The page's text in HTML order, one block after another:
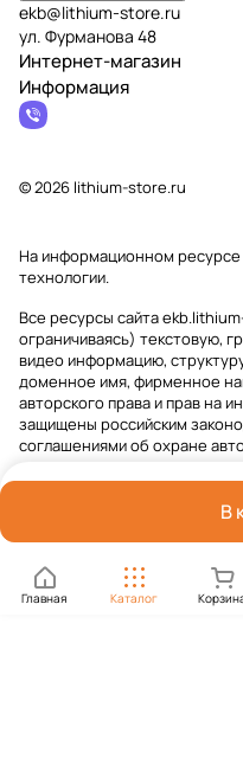
В
Главная Каталог
ekb@lithium-store.ru
ул. Фурманова 48
Интернет-магазин
Информация
© 2026 lithium-store.ru
На информационном
технологии.
Все ресурсы сайта
ограничиваясь) текстовую,
видео информацию,
доменное имя, фирменное
авторского права и прав на
защищены российским
соглашениями об охране